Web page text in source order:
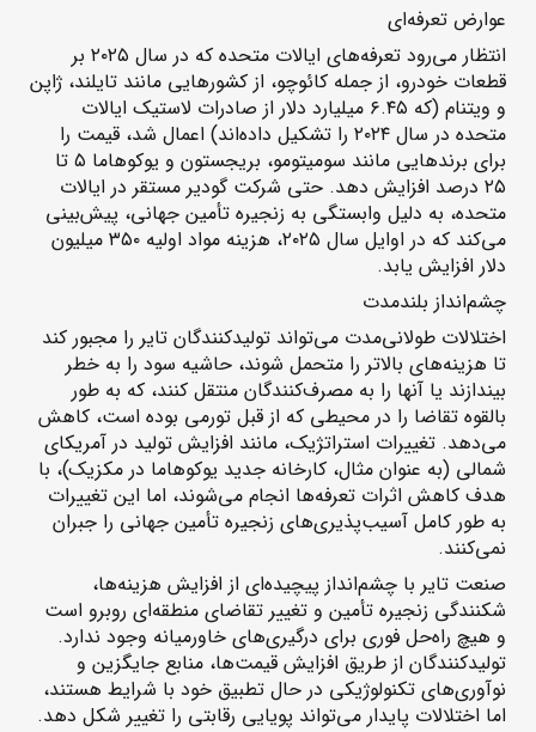
عوارض تعرفه‌ای
انتظار می‌رود تعرفه‌های ایالات متحده که در سال ۲۰۲۵ بر
قطعات خودرو، از جمله کائوچو، از کشورهایی مانند تایلند، ژاپن
و ویتنام (که ۶.۴۵ میلیارد دلار از صادرات لاستیک ایالات
متحده در سال ۲۰۲۴ را تشکیل داده‌اند) اعمال شد، قیمت را
برای برندهایی مانند سومیتومو، بریجستون و یوکوهاما ۵ تا
۲۵ درصد افزایش دهد. حتی شرکت گودیر مستقر در ایالات
متحده، به دلیل وابستگی به زنجیره تأمین جهانی، پیش‌بینی
می‌کند که در اوایل سال ۲۰۲۵، هزینه مواد اولیه ۳۵۰ میلیون
دلار افزایش یابد.
چشم‌انداز بلندمدت
اختلالات طولانی‌مدت می‌تواند تولیدکنندگان تایر را مجبور کند
تا هزینه‌های بالاتر را متحمل شوند، حاشیه سود را به خطر
بیندازند یا آنها را به مصرف‌کنندگان منتقل کنند، که به طور
بالقوه تقاضا را در محیطی که از قبل تورمی بوده است، کاهش
می‌دهد. تغییرات استراتژیک، مانند افزایش تولید در آمریکای
شمالی (به عنوان مثال، کارخانه جدید یوکوهاما در مکزیک)، با
هدف کاهش اثرات تعرفه‌ها انجام می‌شوند، اما این تغییرات
به طور کامل آسیب‌پذیری‌های زنجیره تأمین جهانی را جبران
نمی‌کنند.
صنعت تایر با چشم‌انداز پیچیده‌ای از افزایش هزینه‌ها،
شکنندگی زنجیره تأمین و تغییر تقاضای منطقه‌ای روبرو است
و هیچ راه‌حل فوری برای درگیری‌های خاورمیانه وجود ندارد.
تولیدکنندگان از طریق افزایش قیمت‌ها، منابع جایگزین و
نوآوری‌های تکنولوژیکی در حال تطبیق خود با شرایط هستند،
اما اختلالات پایدار می‌تواند پویایی رقابتی را تغییر شکل دهد.